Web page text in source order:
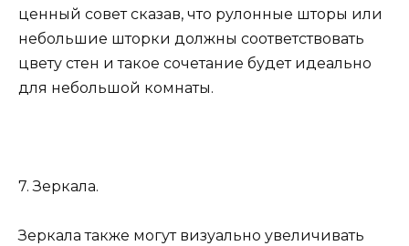
ценный совет сказав, что рулонные шторы или
небольшие шторки должны соответствовать
цвету стен и такое сочетание будет идеально
для небольшой комнаты.
7. Зеркала.
Зеркала также могут визуально увеличивать